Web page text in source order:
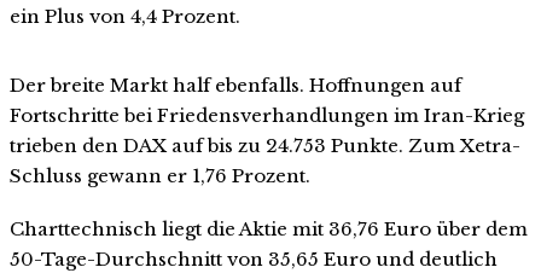
ein Plus von 4,4 Prozent.
Der breite Markt half ebenfalls. Hoffnungen auf
Fortschritte bei Friedensverhandlungen im Iran-Krieg
trieben den DAX auf bis zu 24.753 Punkte. Zum Xetra-
Schluss gewann er 1,76 Prozent.
Charttechnisch liegt die Aktie mit 36,76 Euro über dem
50-Tage-Durchschnitt von 35,65 Euro und deutlich